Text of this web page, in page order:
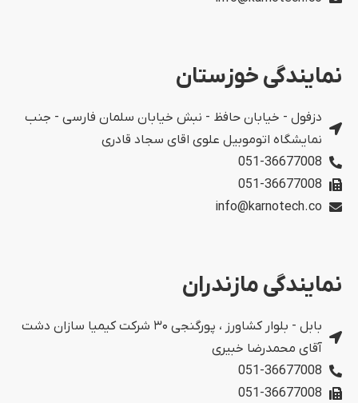
نمایندگی خوزستان
دزفول - خیابان حافظ - نبش خیابان سلمان فارسی - جنب
نمایشگاه اتوموبیل علوی اقای سجاد قادری
051-36677008
051-36677008
info@karnotech.co
نمایندگی مازندران
بابل - بلوار کشاورز ، پورگنجی ۳۰ شرکت کیمیا سازان دشت
آقای محمدرضا خبیری
051-36677008
051-36677008